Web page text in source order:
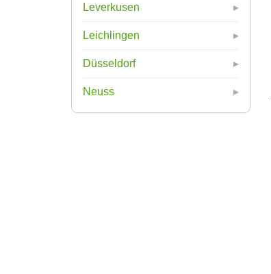
Leverkusen
Leichlingen
Düsseldorf
Neuss